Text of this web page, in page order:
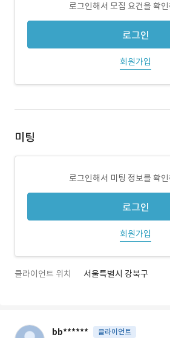
로그인해서 모집 요건을 확
로그인
회원가입
미팅
로그인해서 미팅 정보를 확
로그인
회원가입
클라이언트 위치 서울특별시 강북구
bb****** 클라이언트